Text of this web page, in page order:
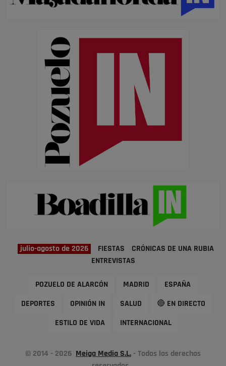
julio-agosto de 2026 FIESTAS
CRÓNICAS DE UNA RUBIA
ENTREVISTAS
POZUELO DE ALARCÓN MADRID ESPAÑA
DEPORTES OPINIÓN IN SALUD 🔴 EN DIRECTO
ESTILO DE VIDA INTERNACIONAL
© 2014 - 2026 Meiga Media S.L. - Todos los derechos